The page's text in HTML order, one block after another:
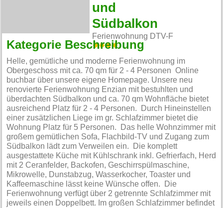
und
Südbalkon
Ferienwohnung DTV-F
Kategorie Beschreibung
Helle, gemütliche und moderne Ferienwohnung im
Obergeschoss mit ca. 70 qm für 2 - 4 Personen Online
buchbar über unsere eigene Homepage. Unsere neu
renovierte Ferienwohnung Enzian mit bestuhlten und
überdachten Südbalkon und ca. 70 qm Wohnfläche bietet
ausreichend Platz für 2 - 4 Personen. Durch Hineinstellen
einer zusätzlichen Liege im gr. Schlafzimmer bietet die
Wohnung Platz für 5 Personen. Das helle Wohnzimmer mit
großem gemütlichen Sofa, Flachbild-TV und Zugang zum
Südbalkon lädt zum Verweilen ein. Die komplett
ausgestattete Küche mit Kühlschrank inkl. Gefrierfach, Herd
mit 2 Ceranfelder, Backofen, Geschirrspülmaschine,
Mikrowelle, Dunstabzug, Wasserkocher, Toaster und
Kaffeemaschine lässt keine Wünsche offen. Die
Ferienwohnung verfügt über 2 getrennte Schlafzimmer mit
jeweils einen Doppelbett. Im großen Schlafzimmer befindet